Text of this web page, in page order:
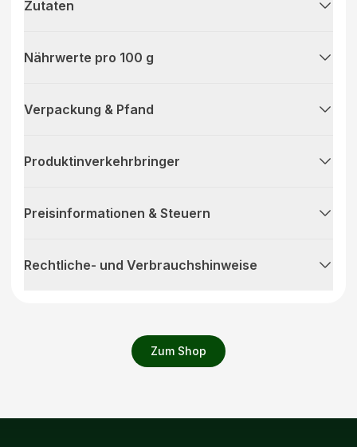
Zum Shop
Zutaten
Nährwerte pro 100 g
Verpackung & Pfand
Produktinverkehrbringer
Preisinformationen & Steuern
Rechtliche- und Verbrauchshinweise